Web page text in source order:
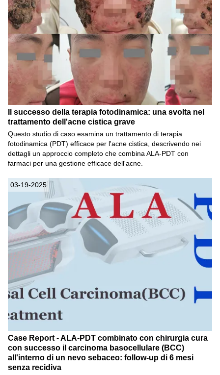
Il successo della terapia fotodinamica: una svolta nel
trattamento dell'acne cistica grave
Questo studio di caso esamina un trattamento di terapia
fotodinamica (PDT) efficace per l'acne cistica, descrivendo nei
dettagli un approccio completo che combina ALA-PDT con
farmaci per una gestione efficace dell'acne.
03-19-2025
Case Report - ALA-PDT combinato con chirurgia cura
con successo il carcinoma basocellulare (BCC)
all'interno di un nevo sebaceo: follow-up di 6 mesi
senza recidiva